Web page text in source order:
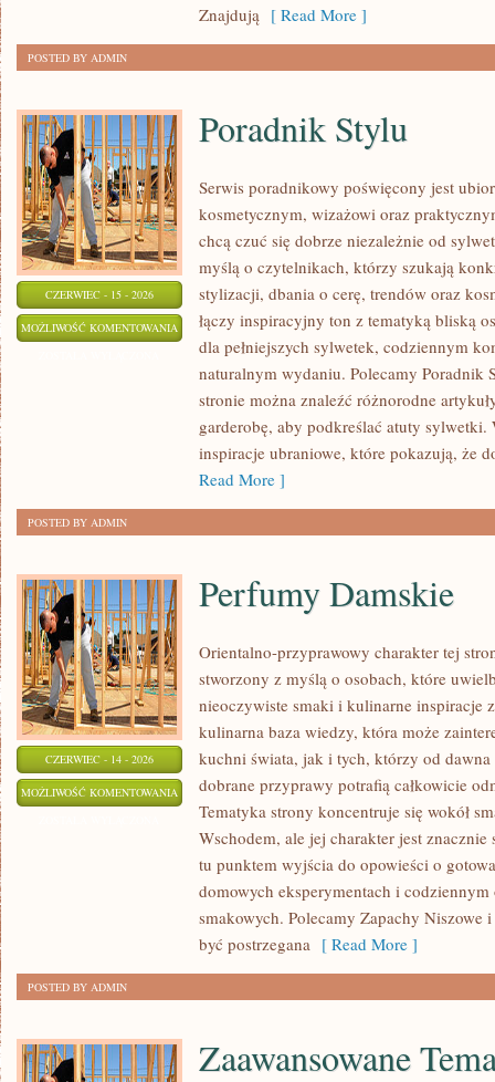
Znajdują [ Read More ]
POSTED BY ADMIN
CZERWIEC - 15 - 2026
MOŻLIWOŚĆ KOMENTOWANIA PORADNIK
STYLU
Poradnik Stylu
Serwis poradnikowy poświęcony jest
kosmetycznym, wizażowi oraz
chcą czuć się dobrze niezależnie od
myślą o czytelnikach, którzy szukają
stylizacji, dbania o cerę, trendów oraz
łączy inspiracyjny ton z tematyką bliską
dla pełniejszych sylwetek, codziennym
naturalnym wydaniu. Polecamy Poradnik
stronie można znaleźć różnorodne
garderobę, aby podkreślać atuty sylwetki.
inspiracje ubraniowe, które pokazują, że
Read More ]
POSTED BY ADMIN
CZERWIEC - 14 - 2026
MOŻLIWOŚĆ KOMENTOWANIA PERFUMY
DAMSKIE
Perfumy Damskie
Orientalno-przyprawowy charakter tej
stworzony z myślą o osobach, które
nieoczywiste smaki i kulinarne inspiracje
kulinarna baza wiedzy, która może
kuchni świata, jak i tych, którzy od
dobrane przyprawy potrafią całkowicie
Tematyka strony koncentruje się wokół
Wschodem, ale jej charakter jest
tu punktem wyjścia do opowieści o
domowych eksperymentach i
smakowych. Polecamy Zapachy Niszowe
być postrzegana [ Read More ]
POSTED BY ADMIN
Zaawansowane